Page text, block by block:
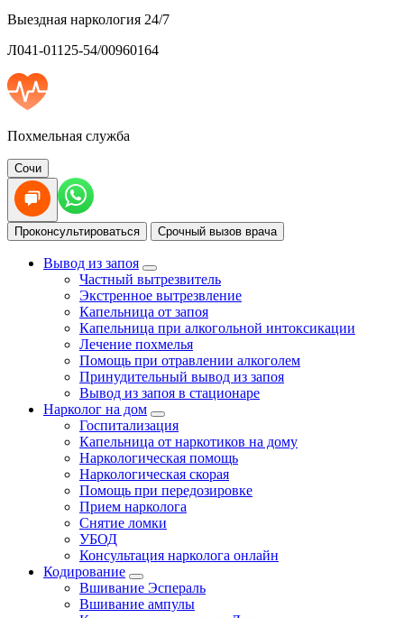
Выездная наркология 24/7
Л041-01125-54/00960164
Похмельная служба
Сочи
Проконсультироваться Срочный вызов врача
Вывод из запоя
Частный вытрезвитель
Экстренное вытрезвление
Капельница от запоя
Капельница при алкогольной интоксикации
Лечение похмелья
Помощь при отравлении алкоголем
Принудительный вывод из запоя
Вывод из запоя в стационаре
Нарколог на дом
Госпитализация
Капельница от наркотиков на дому
Наркологическая помощь
Наркологическая скорая
Помощь при передозировке
Прием нарколога
Снятие ломки
УБОД
Консультация нарколога онлайн
Кодирование
Вшивание Эспераль
Вшивание ампулы